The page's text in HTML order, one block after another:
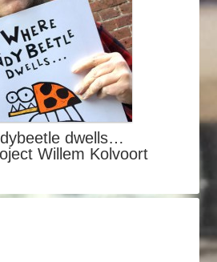
dwells…
Willem Kolvoort